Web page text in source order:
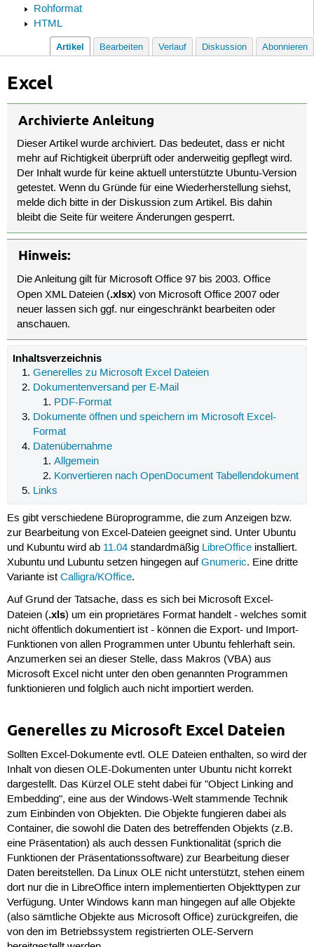
Rohformat
HTML
Artikel Bearbeiten Verlauf Diskussion Abonnieren
Excel
Archivierte Anleitung
Dieser Artikel wurde archiviert. Das bedeutet, dass er nicht
mehr auf Richtigkeit überprüft oder anderweitig gepflegt wird.
Der Inhalt wurde für keine aktuell unterstützte Ubuntu-Version
getestet. Wenn du Gründe für eine Wiederherstellung siehst,
melde dich bitte in der Diskussion zum Artikel. Bis dahin
bleibt die Seite für weitere Änderungen gesperrt.
Hinweis:
Die Anleitung gilt für Microsoft Office 97 bis 2003. Office
Open XML Dateien (.xlsx) von Microsoft Office 2007 oder
neuer lassen sich ggf. nur eingeschränkt bearbeiten oder
anschauen.
Inhaltsverzeichnis
Generelles zu Microsoft Excel Dateien
Dokumentenversand per E-Mail
PDF-Format
Dokumente öffnen und speichern im Microsoft Excel-
Format
Datenübernahme
Allgemein
Konvertieren nach OpenDocument Tabellendokument
Links
Es gibt verschiedene Büroprogramme, die zum Anzeigen bzw.
zur Bearbeitung von Excel-Dateien geeignet sind. Unter Ubuntu
und Kubuntu wird ab 11.04standardmäßig LibreOfficeinstalliert.
Xubuntu und Lubuntu setzen hingegen aufGnumeric. Eine dritte
Variante ist Calligra/KOffice.
Auf Grund der Tatsache, dass es sich bei Microsoft Excel-
Dateien (.xls) um ein proprietäres Format handelt - welches somit
nicht öffentlich dokumentiert ist - können die Export- und Import-
Funktionen von allen Programmen unter Ubuntu fehlerhaft sein.
Anzumerken sei an dieser Stelle, dass Makros (VBA) aus
Microsoft Excel nicht unter den oben genannten Programmen
funktionieren und folglich auch nicht importiert werden.
Generelles zu Microsoft Excel Dateien
Sollten Excel-Dokumente evtl. OLE Dateien enthalten, so wird der
Inhalt von diesen OLE-Dokumenten unter Ubuntu nicht korrekt
dargestellt. Das Kürzel OLE steht dabei für "Object Linking and
Embedding", eine aus der Windows-Welt stammende Technik
zum Einbinden von Objekten. Die Objekte fungieren dabei als
Container, die sowohl die Daten des betreffenden Objekts (z.B.
eine Präsentation) als auch dessen Funktionalität (sprich die
Funktionen der Präsentationssoftware) zur Bearbeitung dieser
Daten bereitstellen. Da Linux OLE nicht unterstützt, stehen einem
dort nur die in LibreOffice intern implementierten Objekttypen zur
Verfügung. Unter Windows kann man hingegen auf alle Objekte
(also sämtliche Objekte aus Microsoft Office) zurückgreifen, die
von den im Betriebssystem registrierten OLE-Servern